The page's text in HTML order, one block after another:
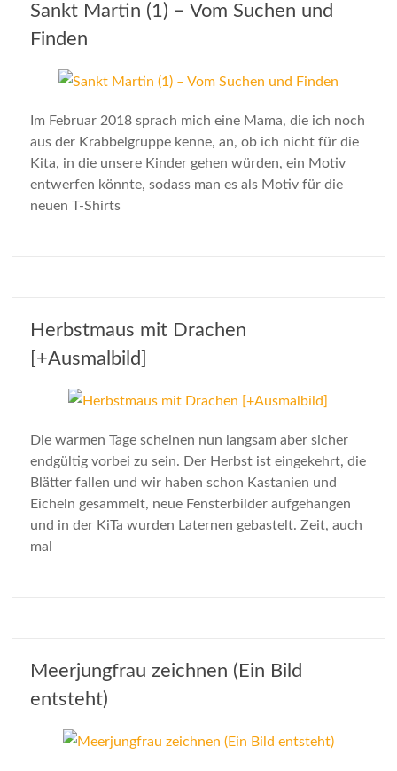
Sankt Martin (1) – Vom Suchen und
Finden
Im Februar 2018 sprach mich eine Mama, die ich noch
aus der Krabbelgruppe kenne, an, ob ich nicht für die
Kita, in die unsere Kinder gehen würden, ein Motiv
entwerfen könnte, sodass man es als Motiv für die
neuen T-Shirts
Herbstmaus mit Drachen
[+Ausmalbild]
Die warmen Tage scheinen nun langsam aber sicher
endgültig vorbei zu sein. Der Herbst ist eingekehrt, die
Blätter fallen und wir haben schon Kastanien und
Eicheln gesammelt, neue Fensterbilder aufgehangen
und in der KiTa wurden Laternen gebastelt. Zeit, auch
mal
Meerjungfrau zeichnen (Ein Bild
entsteht)